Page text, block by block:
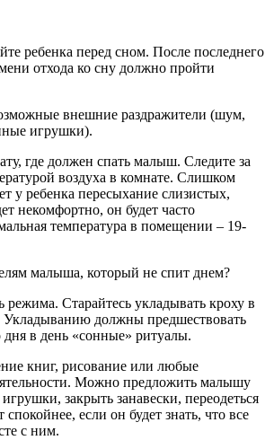
ребенка перед сном. После последнего
отхода ко сну должно пройти
внешние раздражители (шум,
игрушки).
где должен спать малыш. Следите за
воздуха в комнате. Слишком
у ребенка пересыхание слизистых,
некомфортно, он будет часто
температура в помещении – 19-
Старайтесь укладывать кроху в
Укладыванию должны предшествовать
в день «сонные» ритуалы.
книг, рисование или любые
Можно предложить малышу
закрыть занавески, переодеться
если он будет знать, что все
с ним.